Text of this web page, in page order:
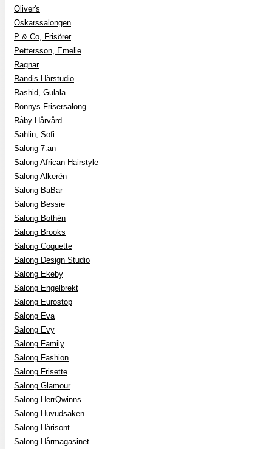
Oliver's
Oskarssalongen
P & Co, Frisörer
Pettersson, Emelie
Ragnar
Randis Hårstudio
Rashid, Gulala
Ronnys Frisersalong
Råby Hårvård
Sahlin, Sofi
Salong 7:an
Salong African Hairstyle
Salong Alkerén
Salong BaBar
Salong Bessie
Salong Bothén
Salong Brooks
Salong Coquette
Salong Design Studio
Salong Ekeby
Salong Engelbrekt
Salong Eurostop
Salong Eva
Salong Evy
Salong Family
Salong Fashion
Salong Frisette
Salong Glamour
Salong HerrQwinns
Salong Huvudsaken
Salong Hårisont
Salong Hårmagasinet